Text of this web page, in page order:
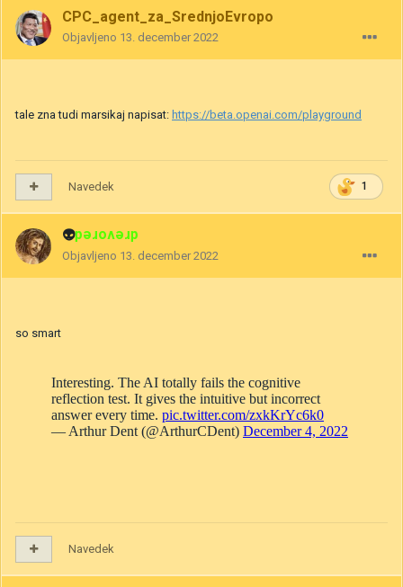
CPC_agent_za_SrednjoEvropo
Objavljeno 13. december 2022
tale zna tudi marsikaj napisat: https://beta.openai.com/playground
1
Navedek
👽drevored
Objavljeno 13. december 2022
so smart
Navedek